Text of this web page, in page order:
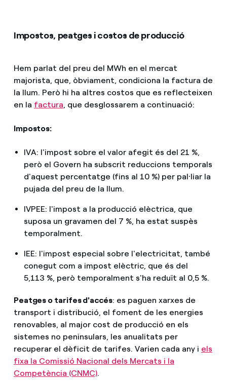
Impostos, peatges i costos de producció
Hem parlat del preu del MWh en el mercat
majorista, que, òbviament, condiciona la factura de
la llum. Però hi ha altres costos que es reflecteixen
en la factura , que desglossarem a continuació:
Impostos:
IVA: l'impost sobre el valor afegit és del 21 %,
però el Govern ha subscrit reduccions temporals
d'aquest percentatge (fins al 10 %) per pal·liar la
pujada del preu de la llum.
IVPEE: l'impost a la producció elèctrica, que
suposa un gravamen del 7 %, ha estat suspès
temporalment.
IEE: l'impost especial sobre l'electricitat, també
conegut com a impost elèctric, que és del
5,113 %, però temporalment s'ha reduït al 0,5 %.
Peatges o tarifes d'accés: es paguen xarxes de
transport i distribució, el foment de les energies
renovables, al major cost de producció en els
sistemes no peninsulars, les anualitats per
recuperar el dèficit de tarifes. Varien cada any i els
fixa la Comissió Nacional dels Mercats i la
Competència (CNMC).